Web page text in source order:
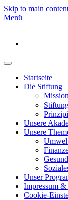
Skip to main
Menü
Startseite
Die Stiftung
Mission
Unsere
Unsere
Unser
Impressum
Cookie-